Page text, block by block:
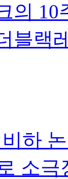
의
블랙
하
소